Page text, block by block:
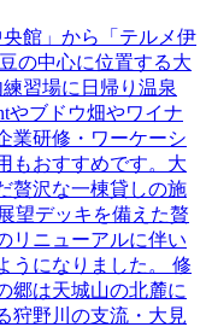
館」から「テルメ伊
の中心に位置する大
習場に日帰り温泉
やブドウ畑やワイナ
業研修・ワーケーシ
もおすすめです。大
贅沢な一棟貸しの施
望デッキを備えた贅
リニューアルに伴い
うになりました。 修
郷は天城山の北麓に
狩野川の支流・大見